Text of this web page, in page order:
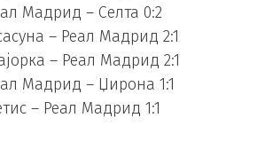
Мадрид – Селта 0:2
– Реал Мадрид 2:1
– Реал Мадрид 2:1
Мадрид – Џирона 1:1
– Реал Мадрид 1:1